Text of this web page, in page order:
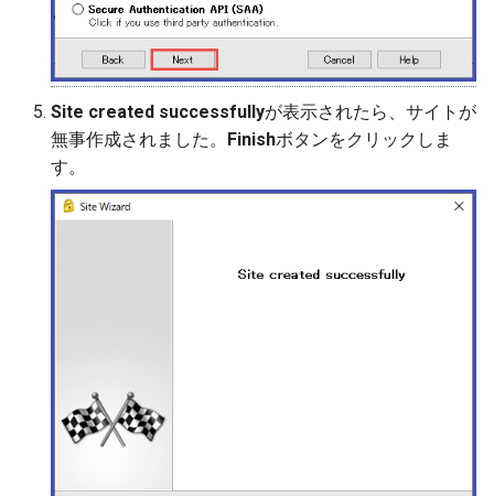
Site created successfullyが表示されたら、サイトが
無事作成されました。 Finishボタンをクリックしま
す。